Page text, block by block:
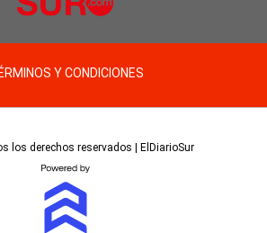
Y CONDICIONES
los derechos reservados | ElDiarioSur